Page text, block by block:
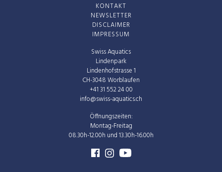
Swiss Aquatics
Lindenpark
Lindenhofstrasse 1
CH-3048 Worblaufen
+41 31 552 24 00
info@swiss-aquatics.ch
Öffnungszeiten:
Montag-Freitag
08.30h-12.00h und 13.30h-16.00h
KONTAKT
NEWSLETTER
DISCLAIMER
IMPRESSUM